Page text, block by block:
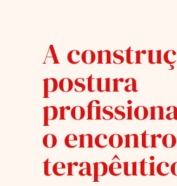
PROFESIONALES
BIBLIOTECA
TIENDA
SOBRE NOSOTROS
A
postura
o encontro